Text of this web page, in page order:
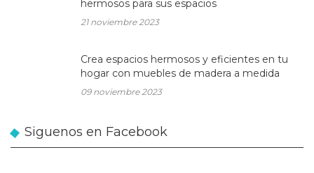
hermosos para sus espacios
21 noviembre 2023
Crea espacios hermosos y eficientes en tu
hogar con muebles de madera a medida
09 noviembre 2023
Siguenos en Facebook